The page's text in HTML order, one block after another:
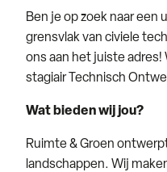
Ben je op zoek naar
grensvlak van civiele
ons aan het juiste adres!
stagiair Technisch
Wat bieden wij jou?
Ruimte & Groen
landschappen. Wij